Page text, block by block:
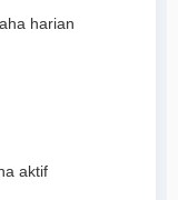
harian
aktif